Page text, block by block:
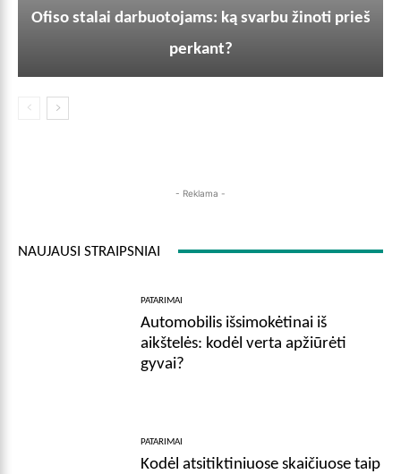
Ofiso stalai darbuotojams: ką svarbu žinoti prieš
perkant?
- Reklama -
NAUJAUSI STRAIPSNIAI
PATARIMAI
Automobilis išsimokėtinai iš
aikštelės: kodėl verta apžiūrėti
gyvai?
PATARIMAI
Kodėl atsitiktiniuose skaičiuose taip